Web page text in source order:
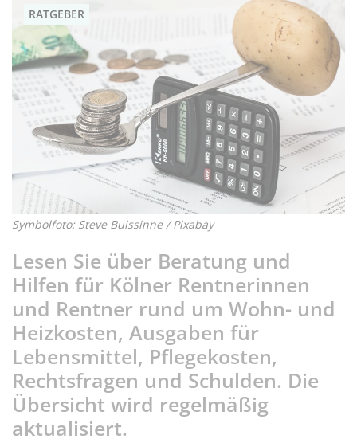
RATGEBER
Symbolfoto: Steve Buissinne / Pixabay
Lesen Sie über Beratung und
Hilfen für Kölner Rentnerinnen
und Rentner rund um Wohn- und
Heizkosten, Ausgaben für
Lebensmittel, Pflegekosten,
Rechtsfragen und Schulden. Die
Übersicht wird regelmäßig
aktualisiert.